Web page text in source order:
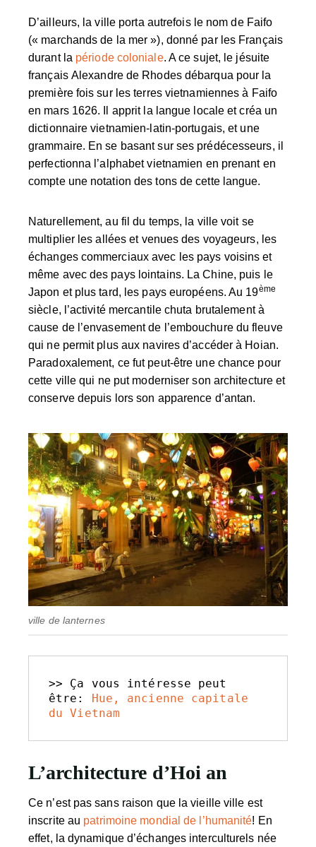
D’ailleurs, la ville porta autrefois le nom de Faifo
(« marchands de la mer »), donné par les Français
durant la période coloniale. A ce sujet, le jésuite
français Alexandre de Rhodesdébarqua pour la
première fois sur les terres vietnamiennes à Faifo
en mars 1626. Il apprit la langue locale et créa un
dictionnaire vietnamien-latin-portugais, et une
grammaire. En se basant sur ses prédécesseurs, il
perfectionna l’alphabet vietnamien en prenant en
compte une notation des tons de cette langue.
Naturellement, au fil du temps, la ville voit se
multiplier les allées et venues des voyageurs, les
échanges commerciaux avec les pays voisins et
même avec des pays lointains. La Chine, puis le
Japon et plus tard, les pays européens. Au 19ème
siècle, l’activité mercantile chuta brutalement à
cause de l’envasement de l’embouchure du fleuve
qui ne permit plus aux navires d’accéder à Hoian.
Paradoxalement, ce fut peut-être une chance pour
cette ville qui ne put moderniser son architecture et
conserve depuis lors son apparence d’antan.
ville de lanternes
>> Ça vous intéresse peut
être:
Hue, ancienne capitale
du Vietnam
L’architecture d’Hoi an
Ce n’est pas sans raison que la vieille ville est
inscrite au patrimoine mondial de l’humanité! En
effet, la dynamique d’échanges interculturels née